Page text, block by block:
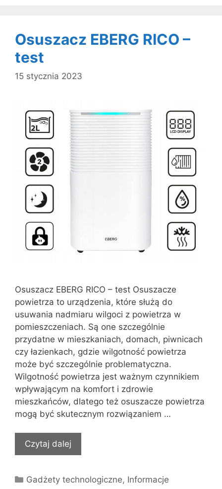
Osuszacz EBERG RICO –
test
15 stycznia 2023
Osuszacz EBERG RICO – test Osuszacze
powietrza to urządzenia, które służą do
usuwania nadmiaru wilgoci z powietrza w
pomieszczeniach. Są one szczególnie
przydatne w mieszkaniach, domach, piwnicach
czy łazienkach, gdzie wilgotność powietrza
może być szczególnie problematyczna.
Wilgotność powietrza jest ważnym czynnikiem
wpływającym na komfort i zdrowie
mieszkańców, dlatego też osuszacze powietrza
mogą być skutecznym rozwiązaniem …
Czytaj dalej
Kategorie
Gadżety technologiczne, Informacje